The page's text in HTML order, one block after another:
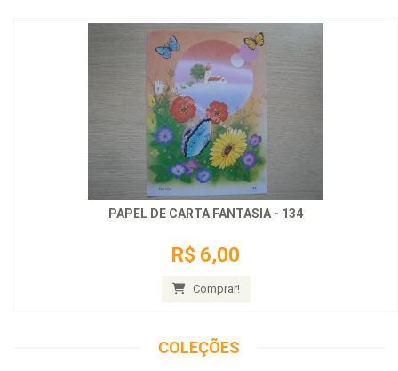
PAPEL DE CARTA FANTASIA - 134
R$ 6,00
Comprar!
COLEÇÕES